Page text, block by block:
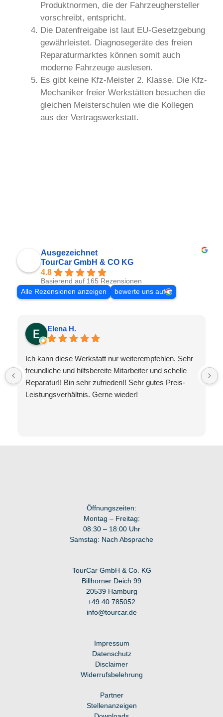
Produktnormen, die der Fahrzeughersteller
vorschreibt, entspricht.
Die Datenfreigabe ist laut EU-Gesetzgebung
gewährleistet. Diagnosegeräte des freien
Reparaturmarktes können somit auch
moderne Fahrzeuge auslesen.
Es gibt keine Kfz-Meister 2. Klasse. Die Kfz-
Mechaniker freier Werkstätten besuchen die
gleichen Meisterschulen wie die Kollegen
aus der Vertragswerkstatt.
Ausgezeichnet
TourCar GmbH & CO KG
4.8
Basierend auf 165 Rezensionen
Alle Rezensionen anzeigen
bewerte uns auf
Elena H.
Ich kann diese Werkstatt nur weiterempfehlen. Sehr
freundliche und hilfsbereite Mitarbeiter und schelle
Reparatur!! Bin sehr zufrieden!! Sehr gutes Preis-
Leistungsverhältnis. Gerne wieder!
Öffnungszeiten:
Montag – Freitag:
08:30 – 18:00 Uhr
Samstag: Nach Absprache
TourCar GmbH & Co. KG
Billhorner Deich 99
20539 Hamburg
+49 40 785052
info@tourcar.de
Impressum
Datenschutz
Disclaimer
Widerrufsbelehrung
Partner
Stellenanzeigen